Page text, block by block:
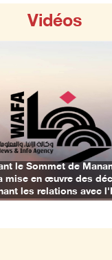
AM
mènent un raid à
PM
arrêtent un garçon
PM
israéliennes
Vidéos
le Sommet de
mise en œuvre des
les relations avec